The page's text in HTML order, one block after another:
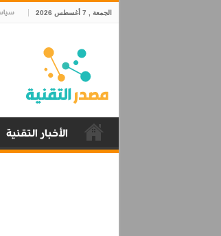
الجمعة , 7 أغسطس 2026
الأخبار التقنية